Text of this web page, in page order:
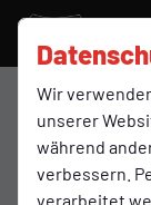
Wir
unserer
während
verbessern.
verarbeitet
C2